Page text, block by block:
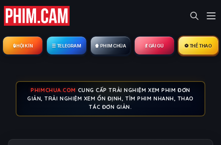
🔒︎ HỘI KÍN ☰ TELEGRAM 🍿 PHIM CHÙA 💃 GÁI GÚ ⚽ THỂ THAO
PHIMCHUA.COM CUNG CẤP TRẢI NGHIỆM XEM PHIM ĐƠN
GIẢN, TRẢI NGHIỆM XEM ỔN ĐỊNH, TÌM PHIM NHANH, THAO
TÁC ĐƠN GIẢN.